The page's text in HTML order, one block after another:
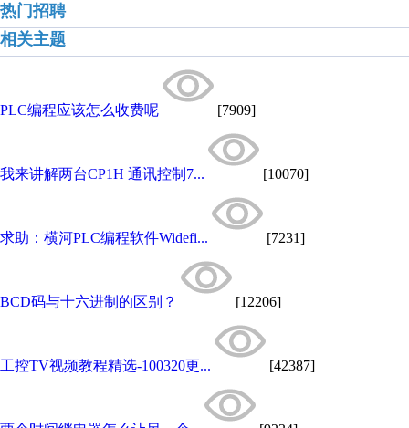
热门招聘
相关主题
PLC编程应该怎么收费呢 [7909]
我来讲解两台CP1H 通讯控制7... [10070]
求助：横河PLC编程软件Widefi... [7231]
BCD码与十六进制的区别？ [12206]
工控TV视频教程精选-100320更... [42387]